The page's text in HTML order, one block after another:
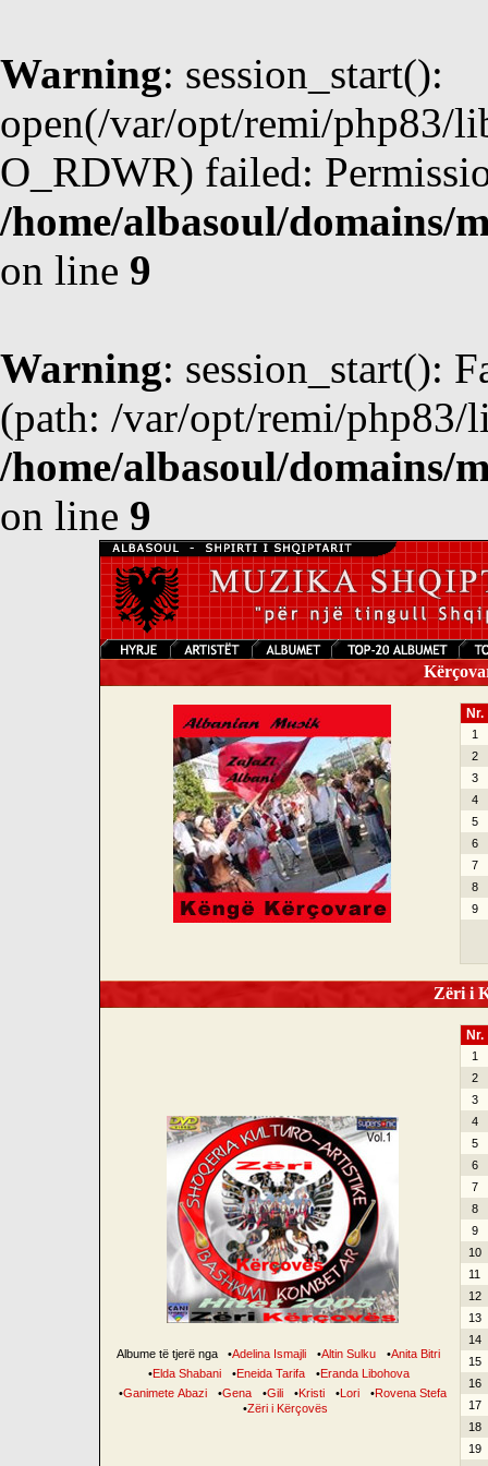
Warning: session_start():
open(/var/opt/remi/php83/
O_RDWR) failed:
/home/albasoul/domains/
on line 9
Warning: session_start():
(path: /var/opt/remi/php83/
/home/albasoul/domains/
on line 9
Nr.
1
2
3
4
5
6
7
8
9
Zëri i
Albume të tjerë nga •Adelina Ismajli •Altin Sulku •Anita Bitri
•Elda Shabani •Eneida Tarifa •Eranda Libohova
•Ganimete Abazi •Gena •Gili •Kristi •Lori •Rovena Stefa
•Zëri i Kërçovës
Nr.
1
2
3
4
5
6
7
8
9
10
11
12
13
14
15
16
17
18
19